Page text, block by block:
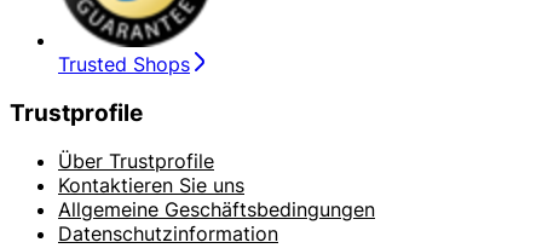
Trusted Shops
Trustprofile
Über Trustprofile
Kontaktieren Sie uns
Allgemeine Geschäftsbedingungen
Datenschutzinformation